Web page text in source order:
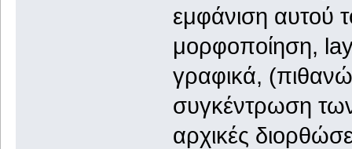
εμφάνιση αυτού
μορφοποίηση,
γραφικά,
συγκέντρωση
αρχικές